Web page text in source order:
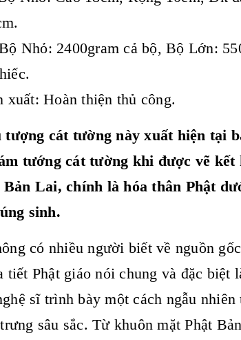
Nhỏ: 2400gram cả bộ, Bộ Lớn:
xuất: Hoàn thiện thủ công.
tượng cát tường này xuất hiện tại
tướng cát tường khi được vẽ
Lai, chính là hóa thân Phật
sinh.
có nhiều người biết về nguồn
tiết Phật giáo nói chung và đặc
sĩ trình bày một cách ngẫu
sâu sắc. Từ khuôn mặt Phật